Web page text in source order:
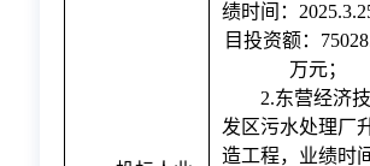
绩时间：
目投资额：
万元；
2.东营经济
发区污水处理厂
造工程，业绩时